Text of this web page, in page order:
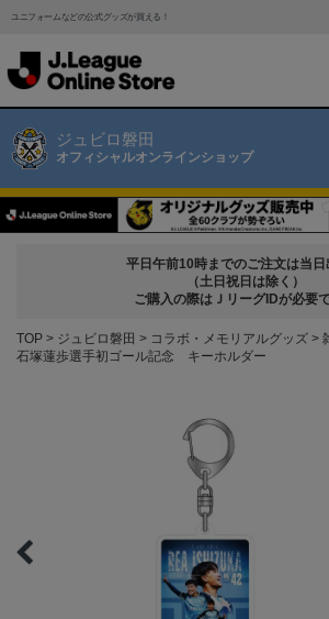
ユニフォームなどの公式グッズが買える！
ジュビロ磐田
オフィシャルオンラインショップ
平日午前10時までのご注文は当日
（土日祝日は除く）
ご購入の際はＪリーグIDが必要で
TOP ジュビロ磐田 コラボ・メモリアルグッズ
石塚蓮歩選手初ゴール記念 キーホルダー